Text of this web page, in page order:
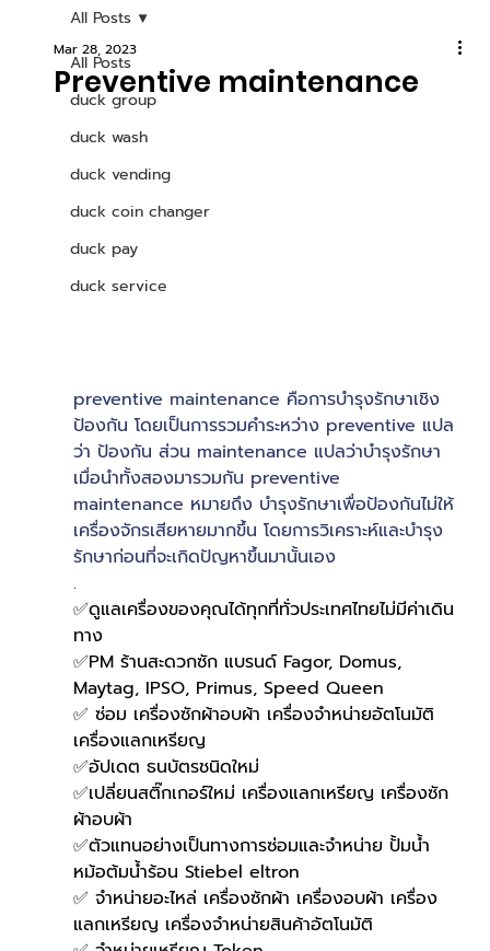
All Posts
duck group
duck wash
duck vending
duck coin changer
duck pay
duck service
All Posts
Preventive maintenance
Mar 28, 2023
preventive maintenance คือการบำรุงรักษาเชิง
ป้องกัน โดยเป็นการรวมคำระหว่าง preventive แปล
ว่า ป้องกัน ส่วน maintenance แปลว่าบำรุงรักษา
เมื่อนำทั้งสองมารวมกัน preventive
maintenance หมายถึง บำรุงรักษาเพื่อป้องกันไม่ให้
เครื่องจักรเสียหายมากขึ้น โดยการวิเคราะห์และบำรุง
รักษาก่อนที่จะเกิดปัญหาขึ้นมานั้นเอง
.
✅ดูแลเครื่องของคุณได้ทุกที่ทั่วประเทศไทยไม่มีค่าเดิน
ทาง
✅PM ร้านสะดวกซัก แบรนด์ Fagor, Domus,
Maytag, IPSO, Primus, Speed Queen
✅ ซ่อม เครื่องซักผ้าอบผ้า เครื่องจำหน่ายอัตโนมัติ
เครื่องแลกเหรียญ
✅อัปเดต ธนบัตรชนิดใหม่
✅เปลี่ยนสติ๊กเกอร์ใหม่ เครื่องแลกเหรียญ เครื่องซัก
ผ้าอบผ้า
✅ตัวแทนอย่างเป็นทางการซ่อมและจำหน่าย ปั้มน้ำ
หม้อต้มน้ำร้อน Stiebel eltron
✅ จำหน่ายอะไหล่ เครื่องซักผ้า เครื่องอบผ้า เครื่อง
แลกเหรียญ เครื่องจำหน่ายสินค้าอัตโนมัติ